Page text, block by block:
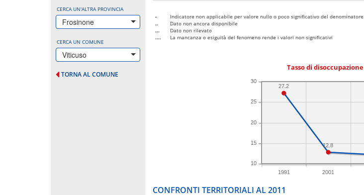
CERCA UN'ALTRA PROVINCIA
Frosinone
CERCA UN COMUNE
Viticuso
TORNA AL COMUNE
-
Indicatore non applicabile per valore nullo o poco significativo del denominatore
..
Dato non ancora disponibile
...
Dato non rilevato
....
La mancanza o esiguità del fenomeno rende i valori non significativi
Tasso di disoccupazione
1991 2001
10
15
20
25
30
12.8
27.2
CONFRONTI TERRITORIALI AL 2011